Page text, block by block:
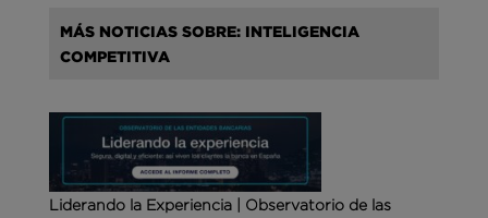
MÁS NOTICIAS SOBRE: INTELIGENCIA
COMPETITIVA
Liderando la Experiencia | Observatorio de las